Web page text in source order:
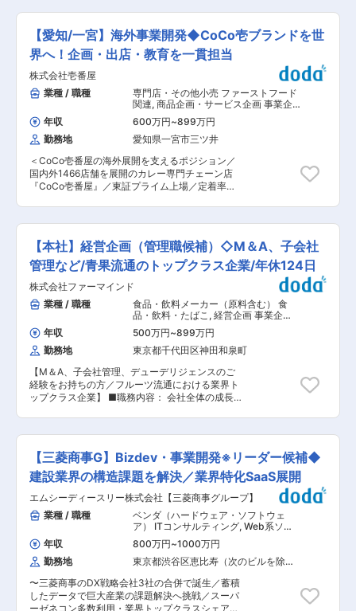
は上場も予定している勢いのある企業で、あなた
の実力を試してみませんか？
ンサルティングなど幅広い業界の方が多く活躍し
ております。「社会課題を解決したい／社会に影
響を与えたい」という熱い想いを持った方が多
く、切磋琢磨できる環境です。 ＜様々な医療課題
に対して新規事業を立ち上げ、売上を伸長＞ 直近
の新規事業として、コロナワクチンの接種促進に
も参入。高齢者の白内障増加に伴い眼科事業を立
ち上げる等、時代の医療課題に対して柔軟に対
応、着実に売り上げを伸ばしています。 ■業務概
要： 医療機関の運営支援・コンサルティング事業
を展開する当社にて、医療機関のエリアマネージ
ャーを募集いたします。支援先の医療機関の経営
支援や業績改善策の立案、スタッフマネジメント
などをお任せします。 ■業務詳細： ・業績モニ
タリング、改善策立案、実行 （例：ベッドコント
ロール、稼働率・在院日数・在宅復帰率の適正
大に向けた基幹病院や多職種との関係性構築、営
業活動 ・CUC本部での会議への出席（業績／各
種進捗報告） ・業務フローの見直し、改善提案、
施策の実行 ※適性とご志向に応じて、経営戦略に
関連する事業計画や予算管理、その他施策もお任
せします。 ■キャリア： 本社の企画・事業立ち
上げ・海外進出など、様々なキャリアパスがござ
います。 例１：弊社支援先医療法人の法人統括マ
ネージャー 例２：在宅医療事業部の事業／経営企
画担当 例３：その他、適性と志向に応じてご自身
でキャリアをお選びいただくことができます。 ■
働き方： 当社が指定する医療機関に常駐いただき
ながら、担当エリアの複数の医療機関を担当いた
性がありますが、初任地（エリア）は考慮、転勤
に関する手当支給もございます。 変更の範囲：会
【愛知/一宮】海外事業開発◆CoCo壱ブランドを世
界へ！企画・出店・教育を一貫担当
株式会社壱番屋
業種 / 職種
専門店・その他小売 ファーストフード
関連, 商品企画・サービス企画 事業企
画・新規事業開発 店舗開発・FC開発
年収 600万円~899万円
勤務地
愛知県一宮市三ツ井
＜CoCo壱番屋の海外展開を支えるポジション／
国内外1466店舗を展開のカレー専門チェーン店
『CoCo壱番屋』／東証プライム上場／定着率
す。 CoCo壱番屋の海外展開を担う中核人材とし
て、英語力を活かしグローバルキャリアを築ける
ポジションです。 ※現地店舗例：ロサンゼルス、
イギリス、香港など ■入社後について ・入社後
半年〜1年：国内や海外で研修を受け、店舗運営
や壱番屋の価値観を習得 ・海外での業務：現地従
業員の採用・教育・指導や店舗運営全般 ・海外子
会社の運営管理、新規業態の立ち上げ、メニュー
開発、商材調達 ・現地パートナー企業との連携、
新規出店サポートを担当 ※ゆくゆくは新たな国・
地域でのパートナー開拓もご担当いただきます。
■当社について 当社は愛知県一宮市に本社を置く
飲食チェーン企業（東証プライム・名証プレミア
上場）です。 1978年に名古屋市郊外に1号店をオ
ープンさせ、1981年にはブルームシステム（社員
のれん分け制度）を発足しました。 1994年5月に
国内1,245店舗、海外12の国と地域に212店舗を展
開。 全国に9営業所、3工場を構え、国内外の店
舗売上高合計は1,054億円（直営・FC含む全業
態）となっており、グローバル展開を行っていま
す。 変更の範囲：会社の定める業務
【本社】経営企画（管理職候補）◇M＆A、子会社
管理など/青果流通のトップクラス企業/年休124日
株式会社ファーマインド
業種 / 職種
食品・飲料メーカー（原料含む） 食
品・飲料・たばこ , 経営企画 事業企
画・新規事業開発
年収 500万円~899万円
勤務地
東京都千代田区神田和泉町
【M＆A、子会社管理、デューデリジェンスのご
経験をお持ちの方／フルーツ流通における業界ト
ップクラス企業】 ■職務内容： 会社全体の成長
管理職ポジションです。経営陣と密に連携しなが
ら、戦略立案から実行まで一気通貫で推進いただ
きます。 管理職での採用ですが、メンバーマネジ
メントのご経験は不問です。 ■業務詳細： 1. 資本
政策の立案・実行 ・中長期経営戦略および事業ポ
ートフォリオを踏まえた資本政策の企画・推進 ・
エクイティファイナンス（増資等）の実行リード
・投資家・金融機関との折衝およびリレーション
マネジメント ・バリュエーション分析および経営
陣への提案資料作成 ・スキーム設計、契約交渉、
クロージングまでのプロジェクト推進 2. M&A・
アライアンスの推進 ・成長戦略に基づくM&A・
業務提携の企画および実行 ・ターゲット選定、案
件ソーシング、外部パートナーとの連携 ・事業シ
【三菱商事G】Bizdev・事業開発※リーダー候補◆
建設業界の構造課題を解決／業界特化SaaS展開
エムシーディースリー株式会社【三菱商事グループ】
業種 / 職種
ベンダ（ハードウェア・ソフトウェ
ア） ITコンサルティング, Web系ソリ
ューション営業 事業企画・新規事業開
発
年収 800万円~1000万円
勤務地
東京都渋谷区恵比寿（次のビルを除
〜三菱商事のDX戦略会社3社の合併で誕生／蓄積
したデータで巨大産業の課題解決へ挑戦／スーパ
ーゼネコン多数利用・業界トップクラスシェアの